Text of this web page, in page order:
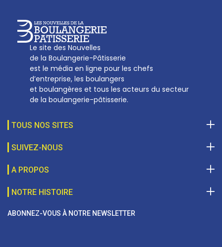
Le site des Nouvelles
de la Boulangerie-Pâtisserie
est le média en ligne pour les chefs
d’entreprise, les boulangers
et boulangères et tous les acteurs du secteur
de la boulangerie-pâtisserie.
TOUS NOS SITES
SUIVEZ-NOUS
A PROPOS
NOTRE HISTOIRE
ABONNEZ-VOUS À NOTRE NEWSLETTER